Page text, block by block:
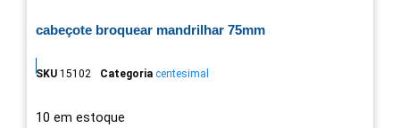
cabeçote broquear mandrilhar 75mm
SKU 15102 Categoria centesimal
10 em estoque